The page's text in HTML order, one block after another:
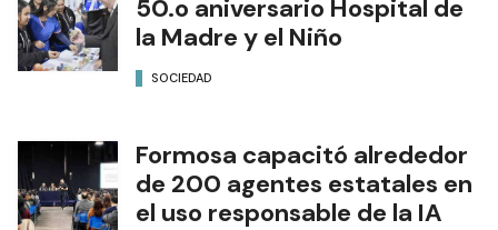
50.o aniversario Hospital de
la Madre y el Niño
SOCIEDAD
Formosa capacitó alrededor
de 200 agentes estatales en
el uso responsable de la IA